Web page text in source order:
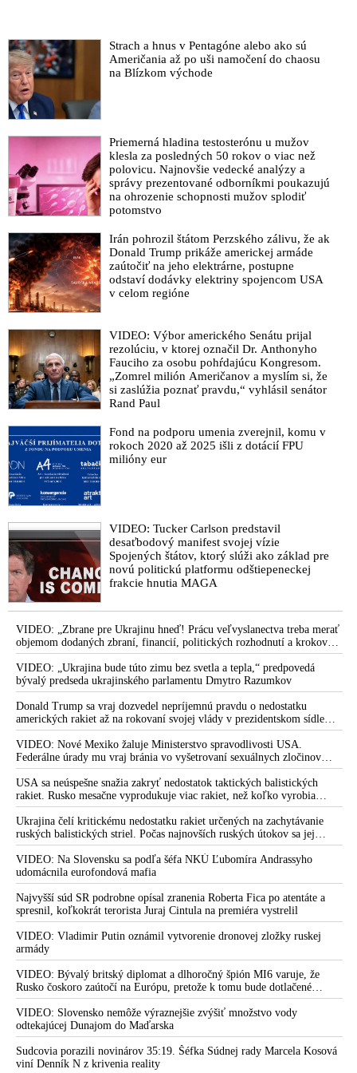
nadcházející bitvy o Gazu)
Elon Musk poskytne satelitnú službu Starlink Palestínčanom v
Pásme Gaza. Izraelské ministerstvo komunikácií v reakcii na to
oznámilo, že s firmou amerického miliardára prerušuje všetky
vzťahy
VIDEO: Delegace Hamásu přicestovala na pracovní návštěvu
do Moskvy a v Londýně začal takový řev, že se musela ruská
ambasáda ohradit. Netanyahu nechce podepsat velkou invazi
do Gazy do chvíle, než s tím budou souhlasit všichni v jeho
válečném kabinetu
VIDEO: Videozáznam debaty Elona Muska o situačnej
aktualizácii v súvislosti s konfliktom v Izraeli a na Ukrajine &
ako sa vyhnúť vypuknutiu 3. svetovej vojny (Inšpirujúca
diskusia plná triezveho pohľadu na aktuálne dianie americkými
očami s českými titulkami)
v Izraeli a hrozbe biblických rozmerov, ktorá je známa z
Apokalypsy sv. Jána, keď sa na konci čias na mieste zvanom
Armagedon zhromaždia bezbožní „králi celého sveta“ na
veľký boj
Erdogan obvinil Bezpečnostnú radu OSN z držania strany
sionistickému Izraelu, kolektívnemu trestaniu Palestínčanov a
prehlbovania krízy v Gaze. Organizácii pripomenul potrebu
uplatňovania princípu multilateralizmu ako základ globálneho
systému postaveného na dodržiavaní pravidiel
Generálny tajomník OSN Guterres odsúdil porušenie
boli 56 rokov vystavení dusivej okupácii zo strany Izraela.
Dodal, že útoky Hamasu sa nestali vo vzduchoprázdne. Šéf
diplomacie sionistického režimu v Izraeli Kohen ho za jeho
slová ostro skritizoval
Chmelár: Oslobodenie Palestíny oslobodí aj Izrael, ktorý sa na
Mýtus o všemocnosti izraelskej spravodajskej služby a
neporaziteľnosti izraelskej armády je vyvrátený
Petr Hájek na příkladu posledního vraždění v Gaze ukazuje, že
ale o naši schopnost nepodvolit se tyranii zločineckých gangů,
které ovládly Západ
VIDEO: Rostas o situácii v Gaze, utrpení, na ktorom svetu
nezáleží a snahách vyvolať vojnu na Blízkom východe:
„Hnutie Hamas je infiltrované Mosadom a je súčasťou
mocenskej hry Izraela“
VIDEO: Irská europoslankyně vyzvala k trestnímu stíhaní
Ursuly von der Leyen u soudu v Haagu za podporu a
schvalování genocidy palestinského obyvatelstva během její
návštěvy v Tel Avivu. Šéfka Evropské komise prohlásila, že
VIDEO: Nemocnici v Gaze opravdu bombardoval Izrael.
Areál al-Ahli zjevně zasáhla izraelská vzdušná bomba Air
burst. Stovky Palestinců rozdrceny a spáleny ohnivou koulí
VIDEO: Sionistický Izrael se utrhl ze řetězu a vybombardoval
v Gaze pravoslavný kostel s křesťanskými uprchlíky! Stíhačka
F-16 podle svědků svrhla na kostel vakuovou bombu, která
srovnala kostel se zemí! Lékaři se marně snaží oživovat mrtvá
batolata vytažená z trosek!
VIDEO: Sionistický režim v Izraeli zaútočil raketami na jeden
Strach a hnus v Pentagóne alebo ako sú
Američania až po uši namočení do chaosu
na Blízkom východe
Priemerná hladina testosterónu u mužov
klesla za posledných 50 rokov o viac než
polovicu. Najnovšie vedecké analýzy a
správy prezentované odborníkmi poukazujú
na ohrozenie schopnosti mužov splodiť
potomstvo
Irán pohrozil štátom Perzského zálivu, že ak
Donald Trump prikáže americkej armáde
zaútočiť na jeho elektrárne, postupne
odstaví dodávky elektriny spojencom USA
v celom regióne
VIDEO: Výbor amerického Senátu prijal
rezolúciu, v ktorej označil Dr. Anthonyho
Fauciho za osobu pohŕdajúcu Kongresom.
„Zomrel milión Američanov a myslím si, že
si zaslúžia poznať pravdu,“ vyhlásil senátor
Rand Paul
Fond na podporu umenia zverejnil, komu v
rokoch 2020 až 2025 išli z dotácií FPU
milióny eur
VIDEO: Tucker Carlson predstavil
desaťbodový manifest svojej vízie
Spojených štátov, ktorý slúži ako základ pre
novú politickú platformu odštiepeneckej
frakcie hnutia MAGA
VIDEO: „Zbrane pre Ukrajinu hneď! Prácu veľvyslanectva treba merať
objemom dodaných zbraní, financií, politických rozhodnutí a krokov
tlaku na nepriateľa,“ povedal Volodymyr Zelenskyj zhromaždeným
ukrajinským diplomatom v Kyjeve. Donald Trump mu potom odkázal,
že USA Ukrajine nedodajú protiraketové systémy Patriot
VIDEO: „Ukrajina bude túto zimu bez svetla a tepla,“ predpovedá
bývalý predseda ukrajinského parlamentu Dmytro Razumkov
Donald Trump sa vraj dozvedel nepríjemnú pravdu o nedostatku
amerických rakiet až na rokovaní svojej vlády v prezidentskom sídle
Camp David v Marylande, a preto musel odložiť plánované útoky na
Irán. Prezident USA sa pre to údajne pohádal so šéfom Pentagónu, lebo
bol presvedčený o opaku
VIDEO: Nové Mexiko žaluje Ministerstvo spravodlivosti USA.
Federálne úrady mu vraj bránia vo vyšetrovaní sexuálnych zločinov
organizátora pedofilnej siete Jeffreyho Epsteina. Ten mal nariadiť, aby
dve dievčatá zo zahraničia, ktoré boli uškrtené počas drsného
fetišistického sexu, pochovali v blízkosti jeho ranča v tomto americkom
štáte
USA sa neúspešne snažia zakryť nedostatok taktických balistických
rakiet. Rusko mesačne vyprodukuje viac rakiet, než koľko vyrobia
všetci producenti systémov Patriot dohromady
Ukrajina čelí kritickému nedostatku rakiet určených na zachytávanie
ruských balistických striel. Počas najnovších ruských útokov sa jej
nepodarilo zostreliť ani jednu. Volodymyr Zelenskyj sa v zúfalstve snaží
prostredníctvom NATO zabezpečiť ich dodávky
VIDEO: Na Slovensku sa podľa šéfa NKÚ Ľubomíra Andrassyho
udomácnila eurofondová mafia
Najvyšší súd SR podrobne opísal zranenia Roberta Fica po atentáte a
spresnil, koľkokrát terorista Juraj Cintula na premiéra vystrelil
VIDEO: Vladimir Putin oznámil vytvorenie dronovej zložky ruskej
armády
VIDEO: Bývalý britský diplomat a dlhoročný špión MI6 varuje, že
Rusko čoskoro zaútočí na Európu, pretože k tomu bude dotlačené
rovnako, ako bolo dotlačené k invázii na Ukrajinu v roku 2022.
Zelenskyj medzitým v Kyjeve naliehal na zhromaždených diplomatov,
aby vo svete zháňali energie pre Ukrajinu na zimu. Putin vraj bude
mobilizovať a vojna sa do zimy pravdepodobne neskončí
VIDEO: Slovensko nemôže výraznejšie zvýšiť množstvo vody
odtekajúcej Dunajom do Maďarska
Sudcovia porazili novinárov 35:19. Šéfka Súdnej rady Marcela Kosová
viní Denník N z krivenia reality